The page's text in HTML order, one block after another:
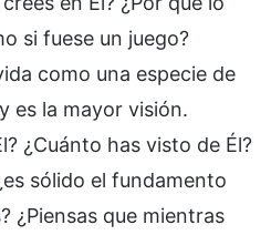
si fuese un juego?
como una especie de
es la mayor visión.
¿Cuánto has visto de Él?
sólido el fundamento
¿Piensas que mientras